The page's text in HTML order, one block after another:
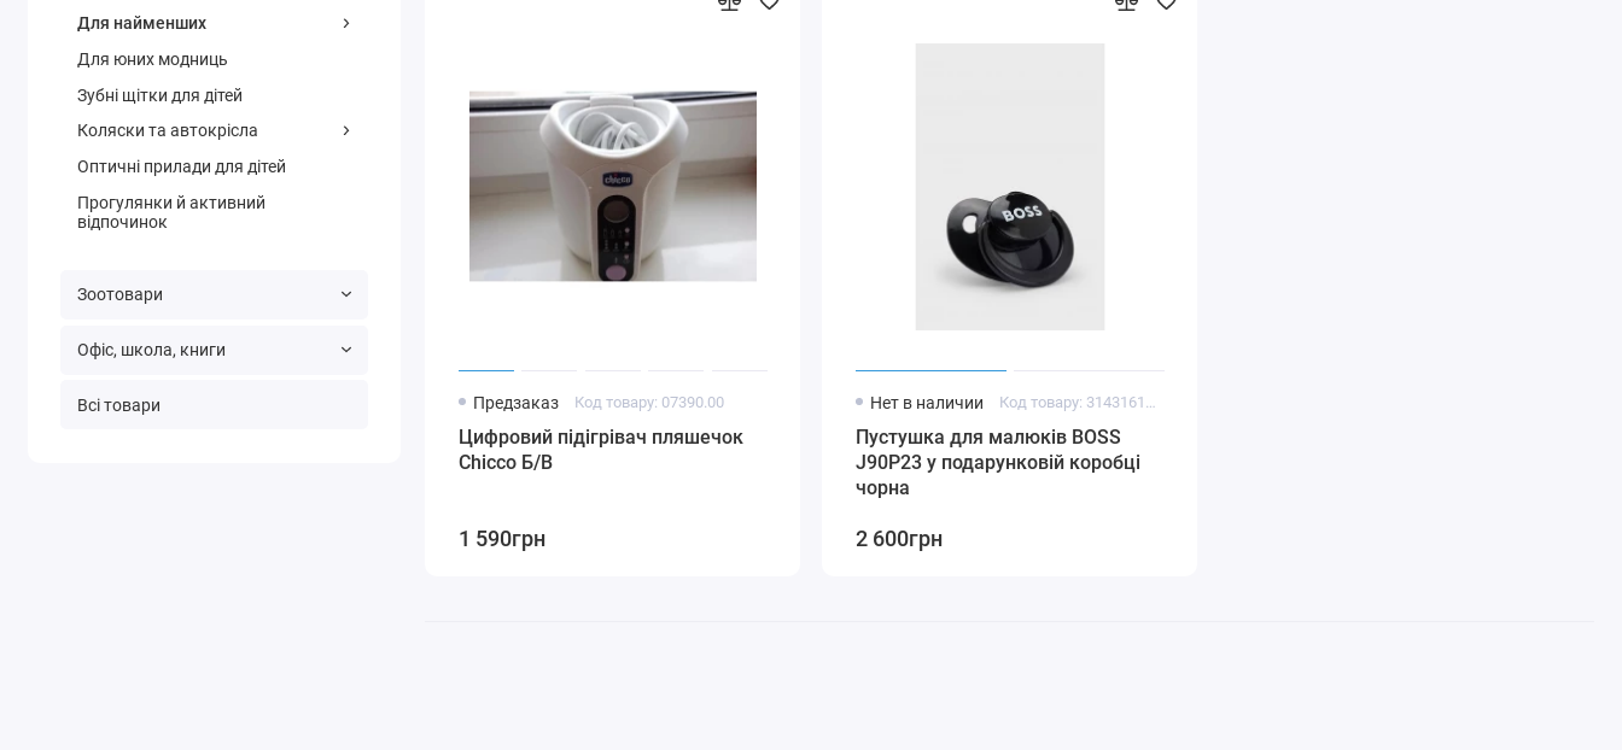
Для найменших
Для юних модниць
Зубні щітки для дітей
Коляски та автокрісла
Оптичні прилади для дітей
Прогулянки й активний
відпочинок
Зоотовари
Офіс, школа, книги
Всі товари Предзаказ Код товару: 07390.00
Цифровий підігрівач пляшечок
Chicco Б/В
1 590грн
Нет в наличии Код товару: 3143161123755
Пустушка для малюків BOSS
J90P23 у подарунковій коробці
чорна
2 600грн